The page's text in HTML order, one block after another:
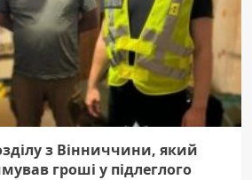
з Вінниччини, який
гроші у підлеглого